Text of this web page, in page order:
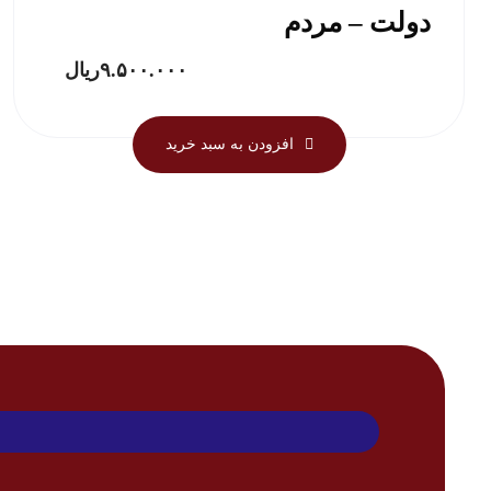
دولت – مردم
۹.۵۰۰.۰۰۰ریال
افزودن به سبد خرید